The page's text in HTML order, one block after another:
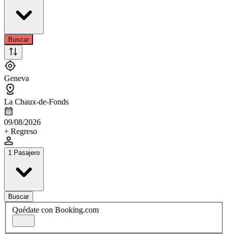
Buscar
Geneva
La Chaux-de-Fonds
09/08/2026
+ Regreso
1 Pasajero
Buscar
Quédate con Booking.com